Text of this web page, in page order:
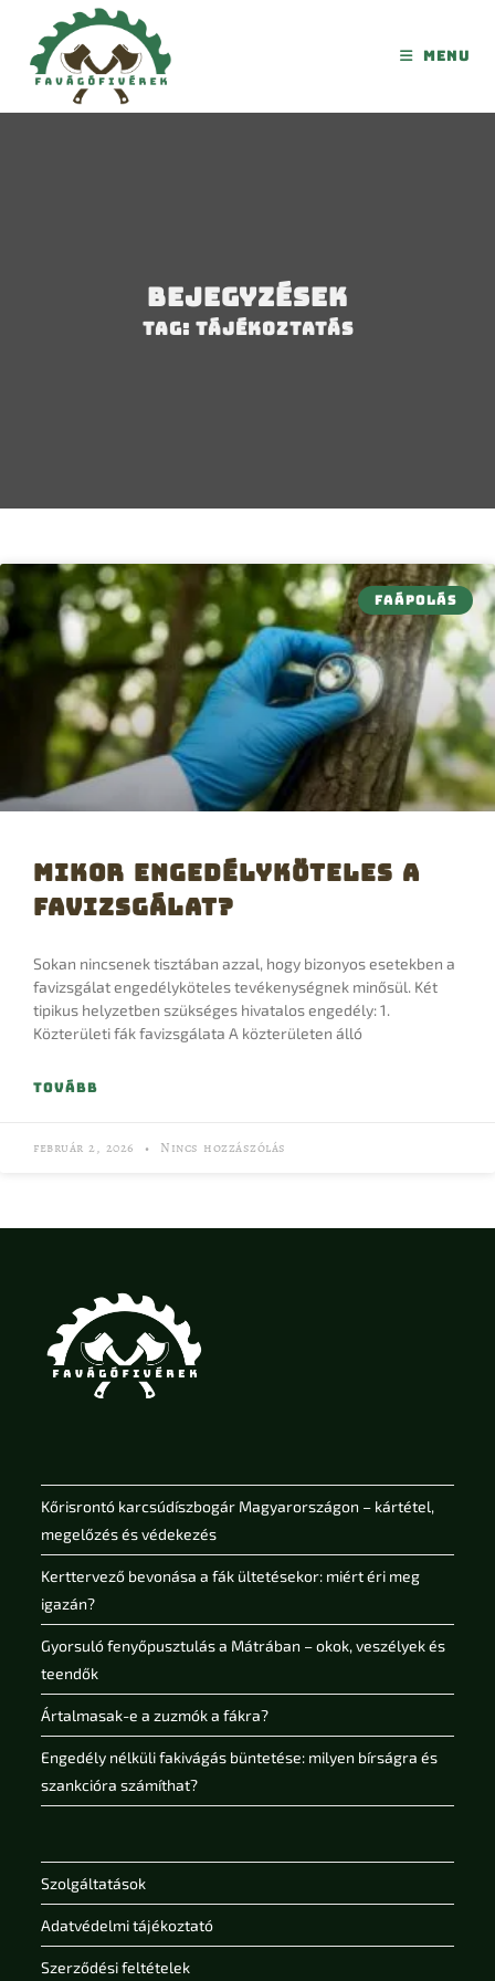
Menu
Bejegyzések
Tag: tájékoztatás
FAÁPOLÁS
Mikor engedélyköteles a
favizsgálat?
Sokan nincsenek tisztában azzal, hogy bizonyos esetekben a
favizsgálat engedélyköteles tevékenységnek minősül. Két
tipikus helyzetben szükséges hivatalos engedély: 1.
Közterületi fák favizsgálata A közterületen álló
TOVÁBB
február 2, 2026 Nincs hozzászólás
Kőrisrontó karcsúdíszbogár Magyarországon – kártétel,
megelőzés és védekezés
Kerttervező bevonása a fák ültetésekor: miért éri meg
igazán?
Gyorsuló fenyőpusztulás a Mátrában – okok, veszélyek és
teendők
Ártalmasak-e a zuzmók a fákra?
Engedély nélküli fakivágás büntetése: milyen bírságra és
szankcióra számíthat?
Szolgáltatások
Adatvédelmi tájékoztató
Szerződési feltételek